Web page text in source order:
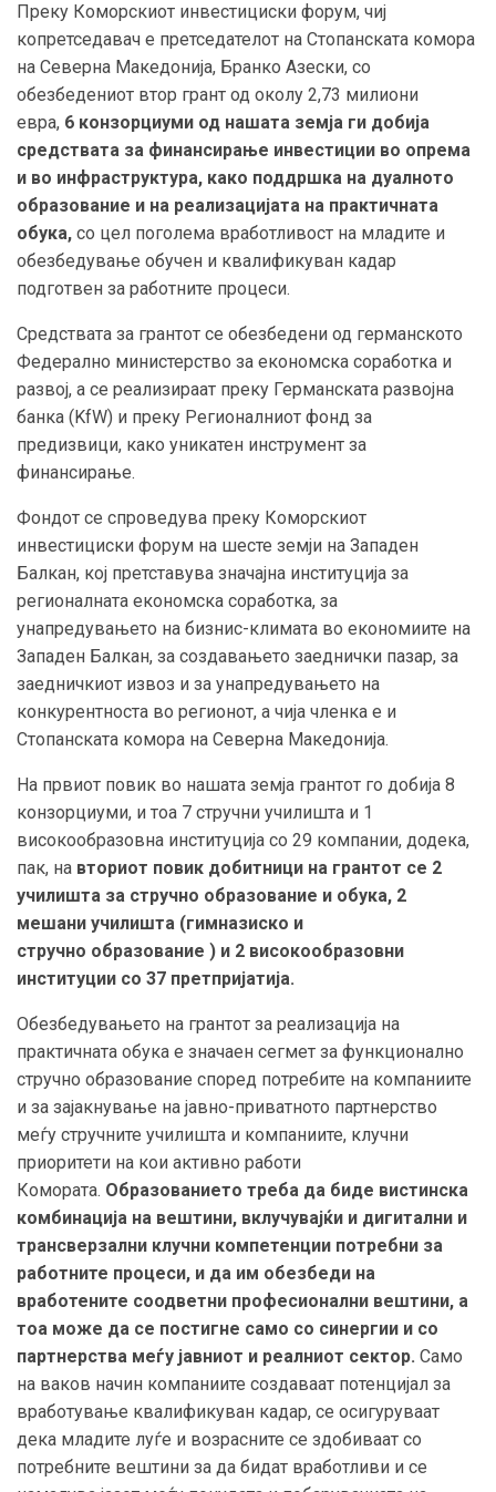
Преку Коморскиот инвестициски форум, чиј
копретседавач е претседателот на Стопанската комора
на Северна Македонија, Бранко Азески, со
обезбедениот втор грант од околу 2,73 милиони
евра, 6 конзорциуми од нашата земја ги добија
средствата за финансирање инвестиции во опрема
и во инфраструктура, како поддршка на дуалното
образование и на реализацијата на практичната
обука, со цел поголема вработливост на младите и
обезбедување обучен и квалификуван кадар
подготвен за работните процеси.
Средствата за грантот се обезбедени од германското
Федерално министерство за економска соработка и
развој, а се реализираат преку Германската развојна
банка (KfW) и преку Регионалниот фонд за
предизвици, како уникатен инструмент за
финансирањe.
Фондот се спроведува преку Коморскиот
инвестициски форум на шесте земји на Западен
Балкан, кој претставува значајна институција за
регионалната економска соработка, за
унапредувањето на бизнис-климата во економиите на
Западен Балкан, за создавањето заеднички пазар, за
заедничкиот извоз и за унапредувањето на
конкурентноста во регионот, а чија членка е и
Стопанската комора на Северна Македонија.
На првиот повик во нашата земја грантот го добија 8
конзорциуми, и тоа 7 стручни училишта и 1
високообразовна институција со 29 компании, додека,
пак, на вториот повик добитници на грантот се 2
училишта за стручно образование и обука, 2
мешани училишта (гимназиско и
стручно образование ) и 2 високообразовни
институции со 37 претпријатија.
Обезбедувањето на грантот за реализација на
практичната обука е значаен сегмет за функционално
стручно образование според потребите на компаниите
и за зајакнување на јавно-приватното партнерство
меѓу стручните училишта и компаниите, клучни
приоритети на кои активно работи
Комората. Образованието треба да биде вистинска
комбинација на вештини, вклучувајќи и дигитални и
трансверзални клучни компетенции потребни за
работните процеси, и да им обезбеди на
вработените соодветни професионални вештини, а
тоа може да се постигне само со синергии и со
партнерства меѓу јавниот и реалниот сектор. Само
на ваков начин компаниите создаваат потенцијал за
вработување квалификуван кадар, се осигуруваат
дека младите луѓе и возрасните се здобиваат со
потребните вештини за да бидат вработливи и се